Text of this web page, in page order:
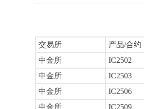
交易所 产品/合约
中金所
IC2502
中金所
IC2503
中金所
IC2506
中金所
IC2509